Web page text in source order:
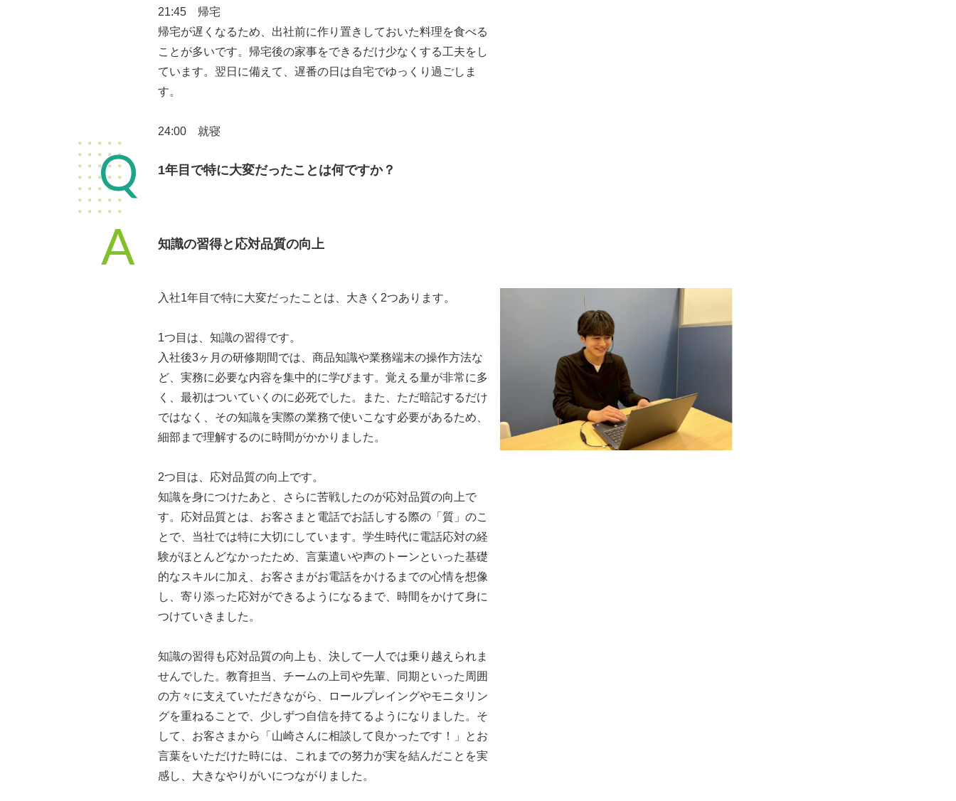
21:45 帰宅
帰宅が遅くなるため、出社前に作り置きしておいた料理を食べる
ことが多いです。帰宅後の家事をできるだけ少なくする工夫をし
ています。翌日に備えて、遅番の日は自宅でゆっくり過ごしま
す。
24:00 就寝
Q 1年目で特に大変だったことは何ですか？
A 知識の習得と応対品質の向上
入社1年目で特に大変だったことは、大きく2つあります。
1つ目は、知識の習得です。
入社後3ヶ月の研修期間では、商品知識や業務端末の操作方法な
ど、実務に必要な内容を集中的に学びます。覚える量が非常に多
く、最初はついていくのに必死でした。また、ただ暗記するだけ
ではなく、その知識を実際の業務で使いこなす必要があるため、
細部まで理解するのに時間がかかりました。
2つ目は、応対品質の向上です。
知識を身につけたあと、さらに苦戦したのが応対品質の向上で
す。応対品質とは、お客さまと電話でお話しする際の「質」のこ
とで、当社では特に大切にしています。学生時代に電話応対の経
験がほとんどなかったため、言葉遣いや声のトーンといった基礎
的なスキルに加え、お客さまがお電話をかけるまでの心情を想像
し、寄り添った応対ができるようになるまで、時間をかけて身に
つけていきました。
知識の習得も応対品質の向上も、決して一人では乗り越えられま
せんでした。教育担当、チームの上司や先輩、同期といった周囲
の方々に支えていただきながら、ロールプレイングやモニタリン
グを重ねることで、少しずつ自信を持てるようになりました。そ
して、お客さまから「山崎さんに相談して良かったです！」とお
言葉をいただけた時には、これまでの努力が実を結んだことを実
感し、大きなやりがいにつながりました。